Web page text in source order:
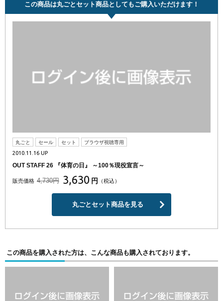
この商品は丸ごとセット商品としてもご購入いただけます！
丸ごと セール セット ブラウザ視聴専用
2010.11.16 UP
OUT STAFF 26 『体育の日』 ～100％現役宣言～
販売価格 4,730円 3,630 円 （税込）
丸ごとセット商品を見る
この商品を購入された方は、こんな商品も購入されております。